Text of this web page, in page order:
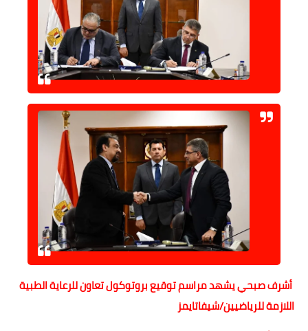
أشرف صبحي يشهد مراسم توقيع بروتوكول تعاون للرعاية الطبية
اللازمة للرياضيين/شيفاتايمز